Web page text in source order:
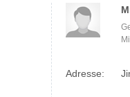
Adresse: